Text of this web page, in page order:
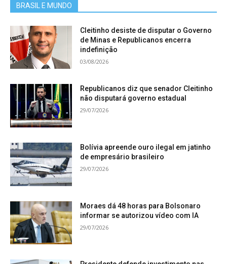
BRASIL E MUNDO
Cleitinho desiste de disputar o Governo
de Minas e Republicanos encerra
indefinição
03/08/2026
Republicanos diz que senador Cleitinho
não disputará governo estadual
29/07/2026
Bolívia apreende ouro ilegal em jatinho
de empresário brasileiro
29/07/2026
Moraes dá 48 horas para Bolsonaro
informar se autorizou vídeo com IA
29/07/2026